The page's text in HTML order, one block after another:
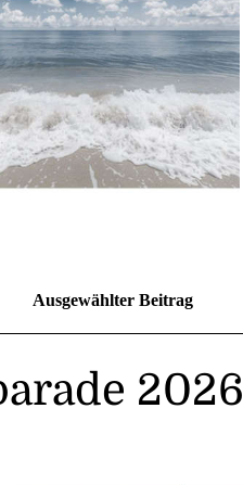
Ausgewählter Beitrag
2026